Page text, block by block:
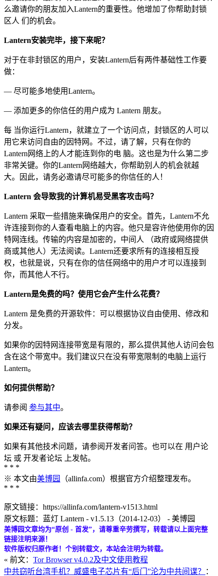
么邀请你的朋友加入Lantern的重要性。他增加了你帮助封锁
区人 们的机会。
Lantern安装完毕，接下来呢？
对于在非封锁区的用户，安装Lantern后有两件基础性工作要
做：
— 尽可能多地使用Lantern。
— 添加更多的你信任的用户成为 Lantern 朋友。
每 当你运行Lantern，就建立了一个访问点，封锁区的人可以
用它来访问自由的因特网。不过，请了解，只有在你的
Lantern网络上的人才能连到你的电 脑。这也是为什么第二步
非常关键。你的Lantern网络越大，你帮助别人的机会就越
大。因此，请务必邀请尽可能多的你信任的人！
Lantern 会导致我的计算机易受黑客攻击吗？
Lantern 采取一些措施来确保用户的安全。首先，Lantern不允
许连接到你的人查看电脑上的内容。他只是容许他使用你的因
特网连线。传输的内容是加密的，中间人 （政府或网络提供
商或其他人）无法阅读。Lantern还要求所有的连接相互授
权，也就是说，只有在你的信任网络中的用户才可以连接到
你，而其他人不行。
Lantern是免费的吗？使用它会产生什么花费？
Lantern 是免费的开源软件：可以根据协议自由使用、修改和
分发。
如果你的因特网连接带宽是有限的，那么提供其他人访问会包
含在这个带宽中。我们建议只在没有带宽限制的电脑上运行
Lantern。
如何提供帮助？
请参阅 参与其中。
如果还有疑问，应该去哪里获得帮助？
如果有其他技术问题，请参阅开发者问答。也可以在 用户论
坛 或 开发者论坛 上发帖。
* * *
※ 本文由美博园
（allinfa.com）根据官方介绍整理发布。
* * *
原文链接：https://allinfa.com/lantern-v1513.html
原文标题：蓝灯 Lantern - v1.5.13（2014-12-03） - 美博园
美博园文章均为“原创 - 首发”，请尊重辛劳撰写，转载请以上面完整
链接注明来源！
软件版权归原作者！个别转载文，本站会注明为转载。
« 前文： Tor Browser v4.0.2及中文使用教程
中共窃听台湾手机？威盛电子芯片有“后门”沦为中共间谍？
：